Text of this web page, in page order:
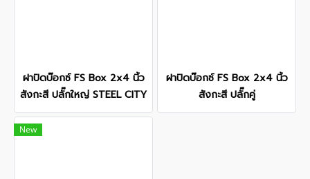
ฝาปิดบ๊อกซ์ FS Box 2x4 นิ้ว
สังกะสี ปลั๊กใหญ่ STEEL CITY
ฝาปิดบ๊อกซ์ FS Box 2x4 นิ้ว
สังกะสี ปลั๊กคู่
New